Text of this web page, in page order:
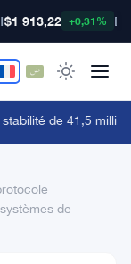
$1 913,22 +0,31%
de 41,5
de